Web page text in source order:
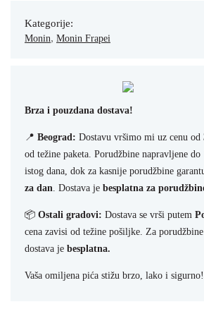
Kategorije:
Monin, Monin Frapei
Brza i pouzdana dostava!
📍 Beograd: Dostavu vršimo mi uz cenu od
od težine paketa. Porudžbine napravljene
istog dana, dok za kasnije porudžbine
za dan. Dostava je besplatna za
📦 Ostali gradovi: Dostava se vrši putem
cena zavisi od težine pošiljke. Za
dostava je besplatna.
Vaša omiljena pića stižu brzo, lako i sigurno!